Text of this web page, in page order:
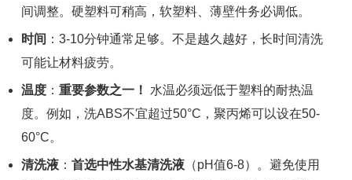
间调整。硬塑料可稍高，软塑料、薄壁件务必调低。
时间 ：3-10分钟通常足够。不是越久越好，长时间清洗
可能让材料疲劳。
温度 ：重要参数之一！
水温必须远低于塑料的耐热温
度。例如，洗ABS不宜超过50°C，聚丙烯可以设在50-
60°C。
清洗液 ：首选中性水基清洗液 （pH值6-8）。避免使用